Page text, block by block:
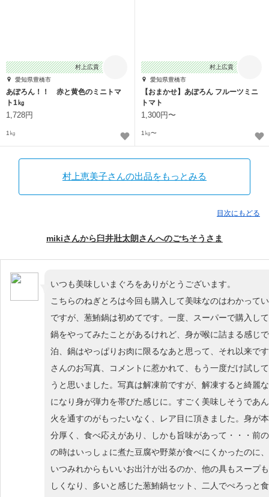
村上広貴
愛知県豊橋市
あぽろん！！ 赤と黄色のミニトマ
ト1㎏
1,728円
1㎏
村上広貴
愛知県豊橋市
【おまかせ】あぽろん フルーツミニ
トマト
1,300円〜
1㎏〜
村上恵美子さんの出品をもっとみる
目次にもどる
mikiさんから臼井壯太朗さんへのごちそうさま
いつも美味しいまぐろをありがとうございます。
こちらのねぎとろは今回も購入して美味なのはわかって
ですが、葱鮪鍋は初めてです。一度、スーパーで購入し
鍋をやってみたことがあるけれど、身が喉に詰まる感じ
泊、鍋はやっぱりお肉に限るなあと思って、それ以来で
さんのお写真、コメントに惹かれて、もう一度だけ試し
うと思いました。写真は解凍前ですが、解凍すると綺麗
になり身が弾力を帯びた感じに。すごく美味しそうであ
火を通すのがもったいなく、レア目に頂きました。身が
分厚く、食べ応えがあり、しかも旨味があって・・・前
の時はいっしょに煮た豆腐や野菜が食べにくかったのに
いつみれからもいいお出汁が出るのか、他の具もスープ
しくなり、多いと感じた葱鮪鍋セット、二人でぺろっと